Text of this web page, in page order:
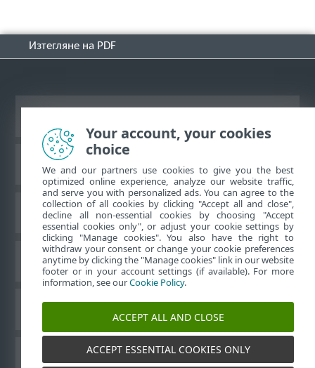
Изтегляне на PDF
База със знания на ESET
Форум на ESET
Регионална поддръжка
Ръководства за потребителя на ESET
Your account, your cookies
choice
We and our partners use cookies to give you the best
optimized online experience, analyze our website traffic,
and serve you with personalized ads. You can agree to the
collection of all cookies by clicking "Accept all and close",
decline all non-essential cookies by choosing "Accept
essential cookies only", or adjust your cookie settings by
clicking "Manage cookies". You also have the right to
withdraw your consent or change your cookie preferences
anytime by clicking the "Manage cookies" link in our website
footer or in your account settings (if available). For more
information, see ourCookie Policy.
ACCEPT ALL AND CLOSE
ACCEPT ESSENTIAL COOKIES ONLY